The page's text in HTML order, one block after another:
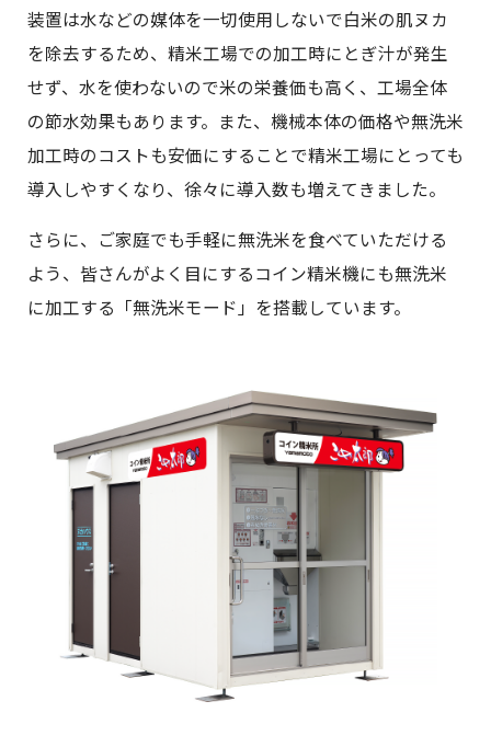
装置は水などの媒体を一切使用しないで白米の肌ヌカ
を除去するため、精米工場での加工時にとぎ汁が発生
せず、水を使わないので米の栄養価も高く、工場全体
の節水効果もあります。また、機械本体の価格や無洗米
加工時のコストも安価にすることで精米工場にとっても
導入しやすくなり、徐々に導入数も増えてきました。
さらに、ご家庭でも手軽に無洗米を食べていただける
よう、皆さんがよく目にするコイン精米機にも無洗米
に加工する「無洗米モード」を搭載しています。